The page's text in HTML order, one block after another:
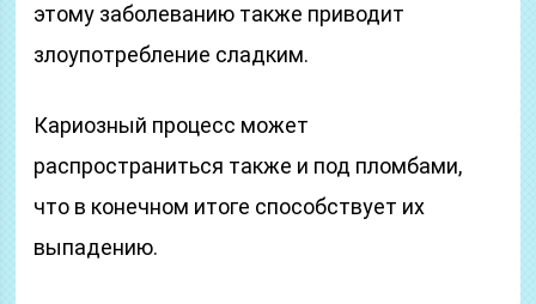
этому заболеванию также приводит
злоупотребление сладким.
Кариозный процесс может
распространиться также и под пломбами,
что в конечном итоге способствует их
выпадению.